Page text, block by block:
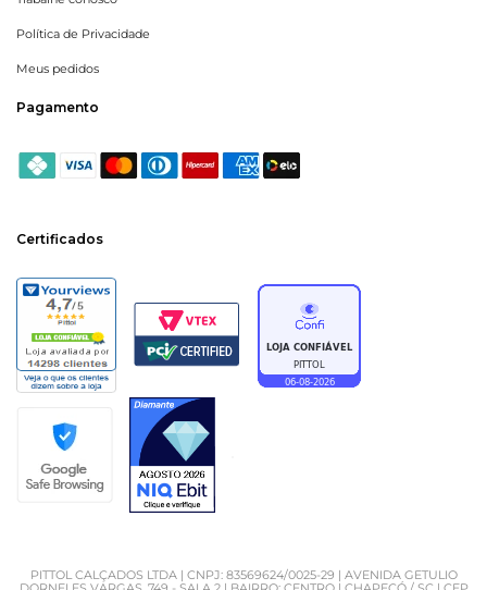
Política de Privacidade
Meus pedidos
Pagamento
Certificados
PITTOL CALÇADOS LTDA | CNPJ: 83569624/0025-29 | AVENIDA GETULIO